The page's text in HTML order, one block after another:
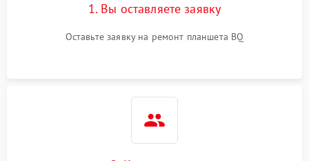
Память и данные
Режим работы
1. Вы оставляете заявку
Оставьте заявку на ремонт планшета BQ